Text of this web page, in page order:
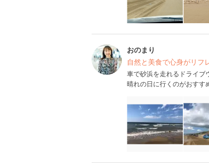
おのまり
自然と美食で心身がリフ
車で砂浜を走れるドライブ
晴れの日に行くのがおすす